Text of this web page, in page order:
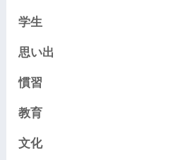
学生
思い出
慣習
教育
文化